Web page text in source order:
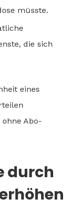
müsste.
die sich
eines
Abo-
durch